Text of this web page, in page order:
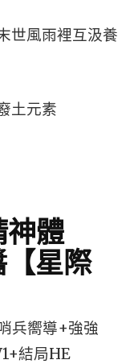
世風雨裡互汲養
土元素
神體
星際
兵嚮導+強強
結局HE